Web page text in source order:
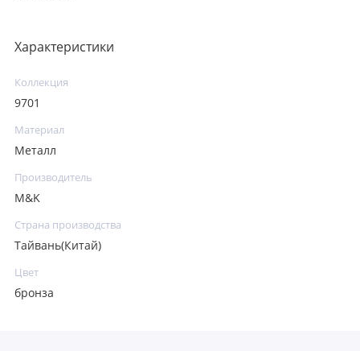
Характеристики
Коллекция
9701
Материал
Металл
Производитель
M&K
Страна производства
Тайвань(Китай)
Цвет
бронза